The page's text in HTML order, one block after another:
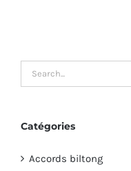
Search
for:
Catégories
Accords biltong